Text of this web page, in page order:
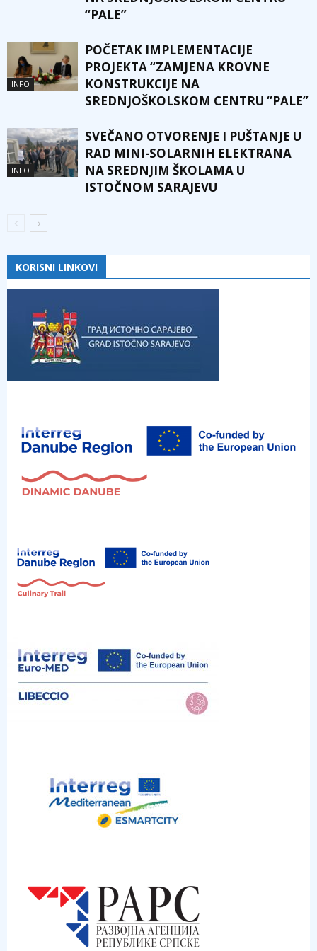
“PALE”
INFO
POČETAK IMPLEMENTACIJE
PROJEKTA “ZAMJENA KROVNE
KONSTRUKCIJE NA
SREDNJOŠKOLSKOM CENTRU “PALE”
INFO
SVEČANO OTVORENJE I PUŠTANJE U
RAD MINI-SOLARNIH ELEKTRANA
NA SREDNJIM ŠKOLAMA U
ISTOČNOM SARAJEVU
KORISNI LINKOVI